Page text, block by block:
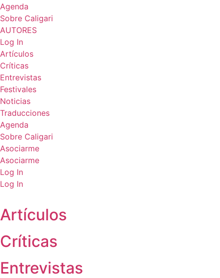
Agenda
Sobre Caligari
AUTORES
Log In
Artículos
Críticas
Entrevistas
Festivales
Noticias
Traducciones
Agenda
Sobre Caligari
Asociarme
Asociarme
Log In
Log In
Artículos
Críticas
Entrevistas